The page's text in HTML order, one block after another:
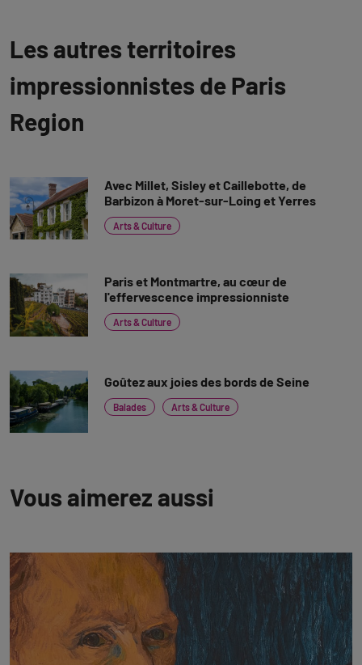
Les autres territoires
impressionnistes de Paris
Region
Avec Millet, Sisley et Caillebotte, de
Barbizon à Moret-sur-Loing et Yerres
Arts & Culture
Paris et Montmartre, au cœur de
l'effervescence impressionniste
Arts & Culture
Goûtez aux joies des bords de Seine
Balades Arts & Culture
Vous aimerez aussi